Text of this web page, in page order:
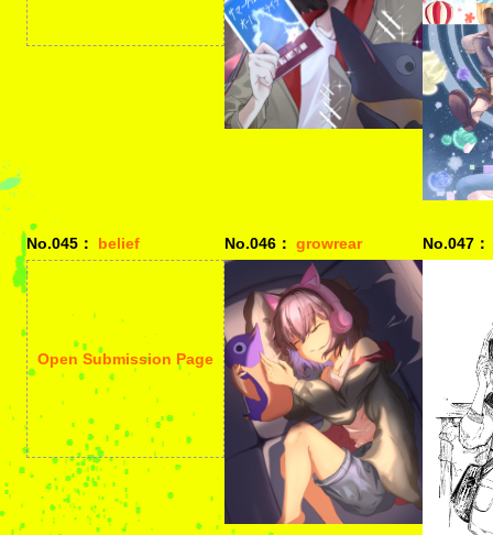
No.045： belief
Open Submission Page
No.046： growrear No.047：